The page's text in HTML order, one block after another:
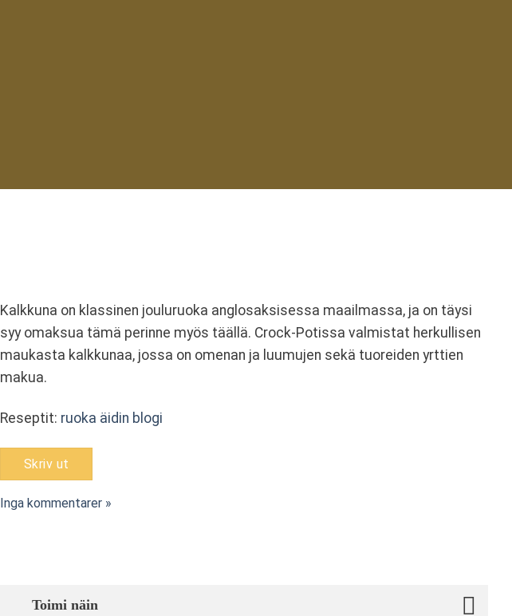
Kalkkuna on klassinen jouluruoka anglosaksisessa maailmassa, ja on täysi
syy omaksua tämä perinne myös täällä. Crock-Potissa valmistat herkullisen
maukasta kalkkunaa, jossa on omenan ja luumujen sekä tuoreiden yrttien
makua.
Reseptit: ruoka äidin blogi
Skriv ut
Inga kommentarer »
Toimi näin